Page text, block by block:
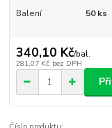
Balení
50 ks
340,10 Kč/bal.
281,07 Kč bez DPH